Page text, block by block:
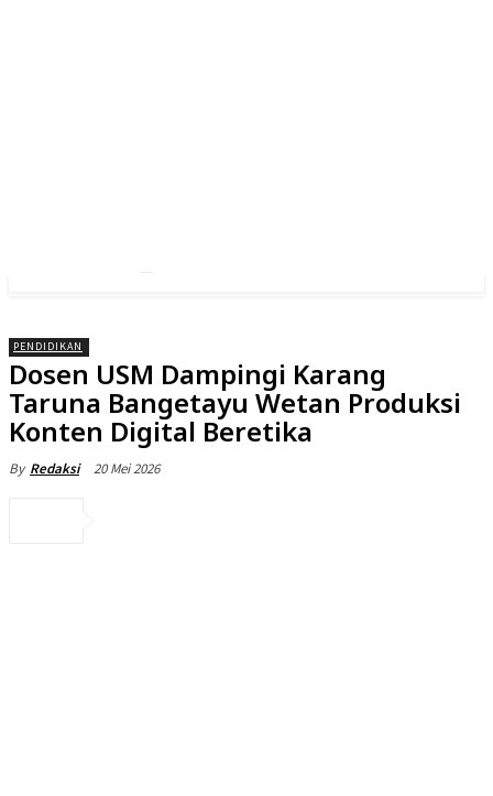
PENDIDIKAN
Dosen USM Dampingi Karang
Taruna Bangetayu Wetan Produksi
Konten Digital Beretika
By Redaksi 20 Mei 2026